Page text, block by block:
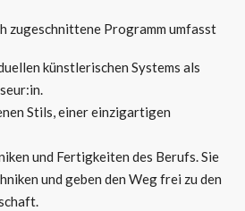
zugeschnittene Programm umfasst
künstlerischen Systems als
Stils, einer einzigartigen
und Fertigkeiten des Berufs. Sie
und geben den Weg frei zu den